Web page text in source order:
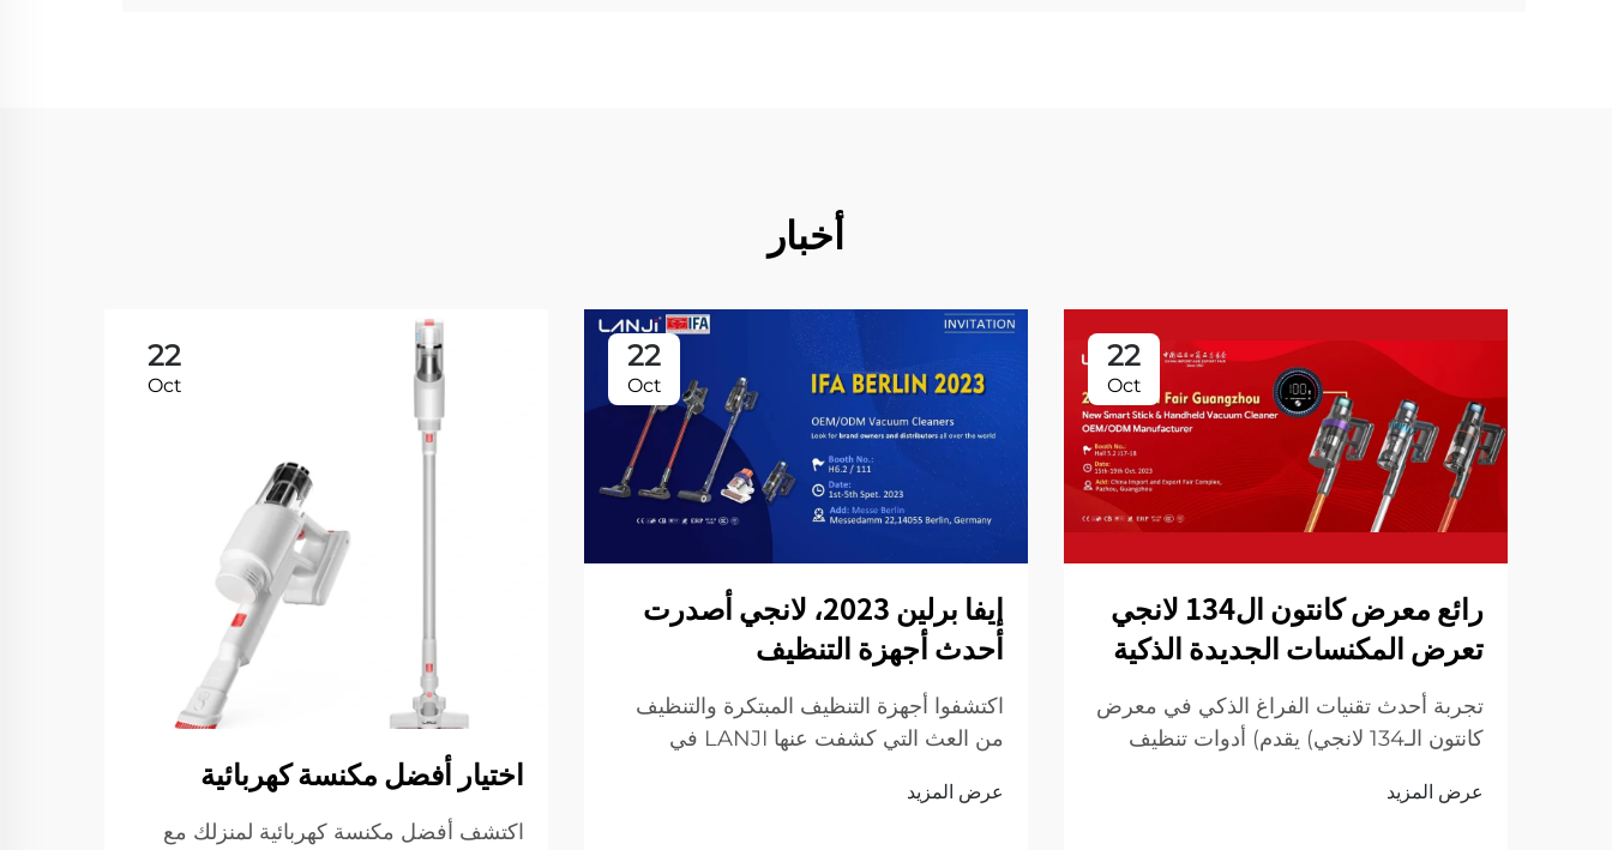
أخبار
22
Oct
رائع معرض كانتون ال134 لانجي
تعرض المكنسات الجديدة الذكية
تجربة أحدث تقنيات الفراغ الذكي في معرض
كانتون الـ134 لانجي) يقدم) أدوات تنظيف
لعرض
عرض المزيد
22
Oct
إيفا برلين 2023، لانجي أصدرت
أحدث أجهزة التنظيف
اكتشفوا أجهزة التنظيف المبتكرة والتنظيف
من العث التي كشفت عنها LANJI في
التنظيف مع حلول ذكية وفعالة وودية للبيئة.
عرض المزيد
22
Oct
اختيار أفضل مكنسة كهربائية
اكتشف أفضل مكنسة كهربائية لمنزلك مع